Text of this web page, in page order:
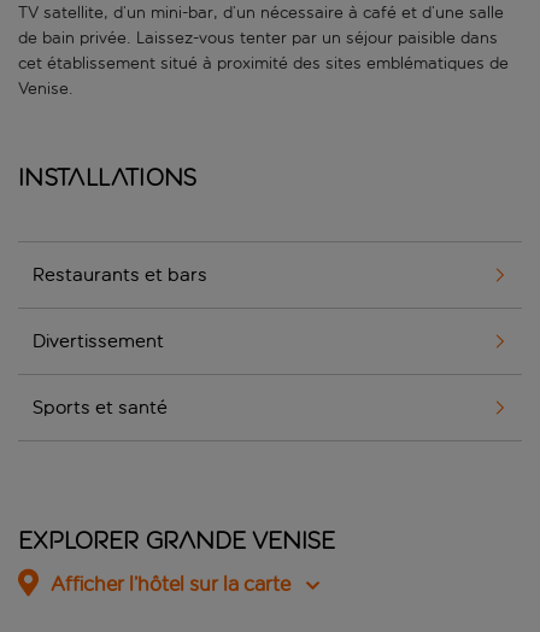
TV satellite, d’un mini-bar, d’un nécessaire à café et d’une salle
de bain privée. Laissez-vous tenter par un séjour paisible dans
cet établissement situé à proximité des sites emblématiques de
Venise.
Installations
Restaurants et bars
Divertissement
Sports et santé
Explorer Grande Venise
Afficher l’hôtel sur la carte